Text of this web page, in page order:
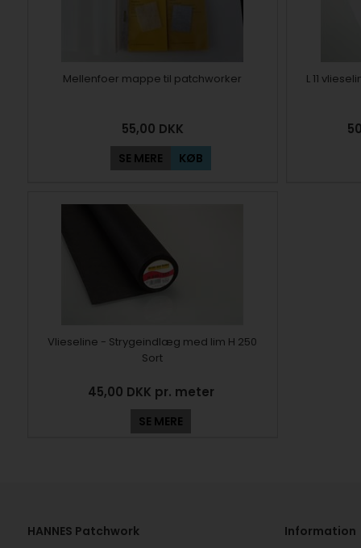
Mellenfoer mappe til patchworker
55,00 DKK
SE MERE KØB
L 11
Vlieseline - Strygeindlæg med lim H 250
Sort
45,00 DKK pr. meter
SE MERE
HANNES Patchwork Information